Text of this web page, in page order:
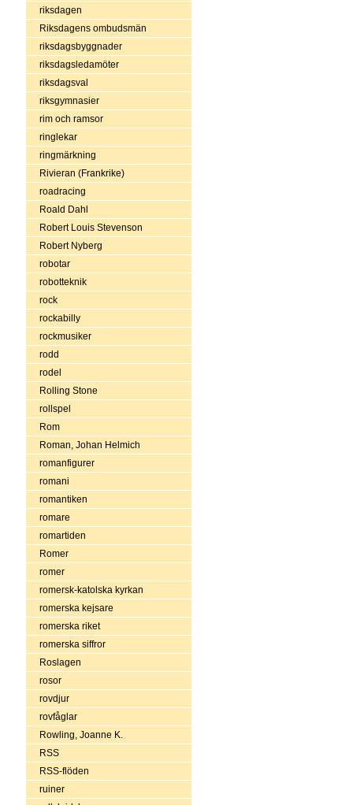
riksdagen
Riksdagens ombudsmän
riksdagsbyggnader
riksdagsledamöter
riksdagsval
riksgymnasier
rim och ramsor
ringlekar
ringmärkning
Rivieran (Frankrike)
roadracing
Roald Dahl
Robert Louis Stevenson
Robert Nyberg
robotar
robotteknik
rock
rockabilly
rockmusiker
rodd
rodel
Rolling Stone
rollspel
Rom
Roman, Johan Helmich
romanfigurer
romani
romantiken
romare
romartiden
Romer
romer
romersk-katolska kyrkan
romerska kejsare
romerska riket
romerska siffror
Roslagen
rosor
rovdjur
rovfåglar
Rowling, Joanne K.
RSS
RSS-flöden
ruiner